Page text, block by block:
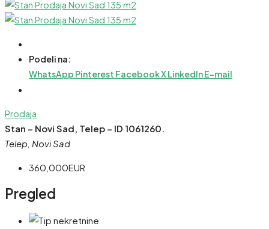
Podeli na:
WhatsApp Pinterest FacebookXLinkedInE-mail
Prodaja
Stan – Novi Sad, Telep – ID 1061260.
Telep, Novi Sad
360,000EUR
Pregled